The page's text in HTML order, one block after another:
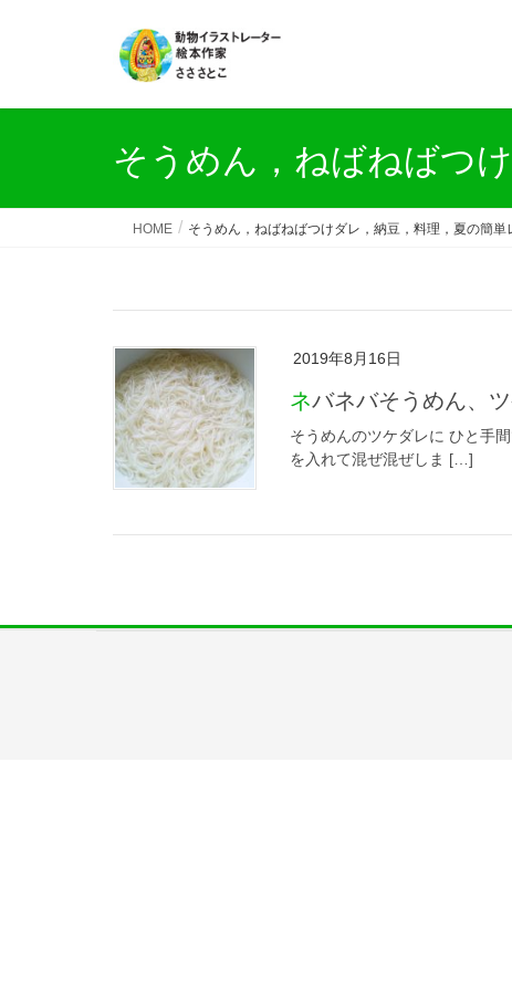
そうめん，ねばねばつ
HOME そうめん，ねばねばつけダレ，納豆，料理，夏の簡単
2019年8月16日
ネバネバそうめん、
そうめんのツケダレに ひと手
を入れて混ぜ混ぜしま […]